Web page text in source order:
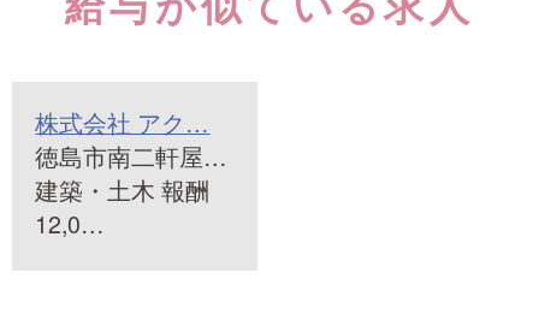
株式会社 アク…
徳島市南二軒屋…
建築・土木 報酬
12,0…